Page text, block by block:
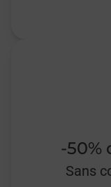
-50%
Sans